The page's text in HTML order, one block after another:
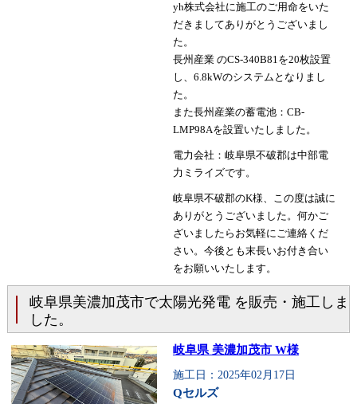
yh株式会社に施工のご用命をいた
だきましてありがとうございまし
た。
長州産業 のCS-340B81を20枚設置
し、6.8kWのシステムとなりまし
た。
また長州産業の蓄電池：CB-
LMP98Aを設置いたしました。
電力会社：岐阜県不破郡は中部電
力ミライズです。
岐阜県不破郡のK様、この度は誠に
ありがとうございました。何かご
ざいましたらお気軽にご連絡くだ
さい。今後とも末長いお付き合い
をお願いいたします。
岐阜県美濃加茂市で太陽光発電 を販売・施工しま
した。
岐阜県 美濃加茂市 W様
施工日：2025年02月17日
Qセルズ